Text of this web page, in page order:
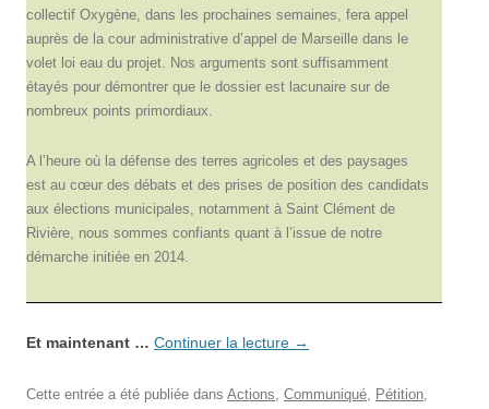
collectif Oxygène, dans les prochaines semaines, fera appel
auprès de la cour administrative d’appel de Marseille dans le
volet loi eau du projet. Nos arguments sont suffisamment
étayés pour démontrer que le dossier est lacunaire sur de
nombreux points primordiaux.
A l’heure où la défense des terres agricoles et des paysages
est au cœur des débats et des prises de position des candidats
aux élections municipales, notamment à Saint Clément de
Rivière, nous sommes confiants quant à l’issue de notre
démarche initiée en 2014.
Et maintenant … Continuer la lecture →
Cette entrée a été publiée dans Actions, Communiqué, Pétition,